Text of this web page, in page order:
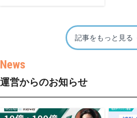
記事をもっと見る
運営からのお知らせ